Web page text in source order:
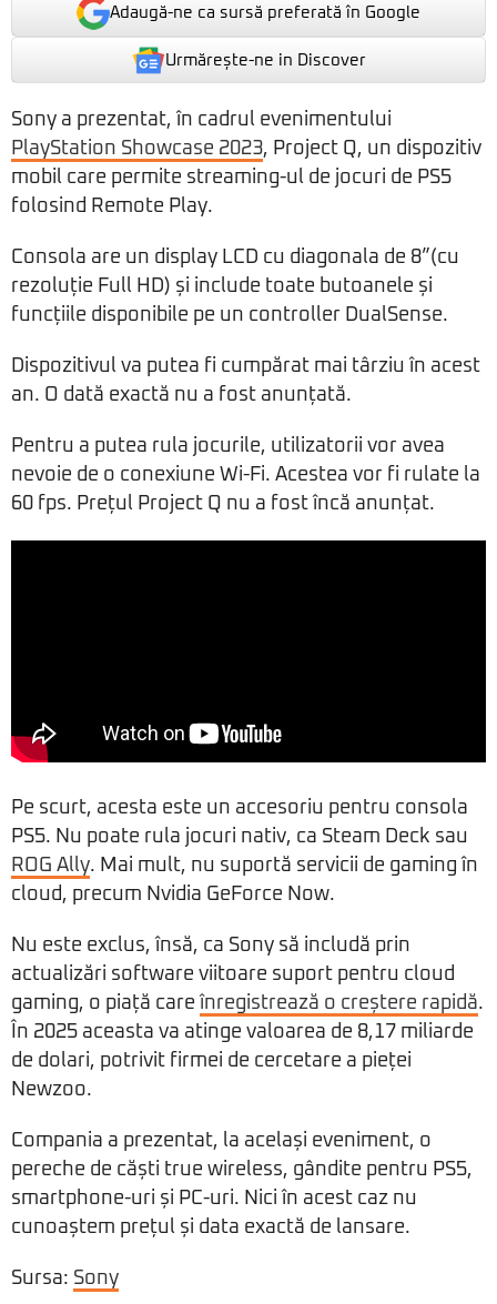
Adaugă-ne ca sursă preferată în Google
Urmărește-ne in Discover
Sony a prezentat, în cadrul evenimentului
PlayStation Showcase 2023, Project Q, un dispozitiv
mobil care permite streaming-ul de jocuri de PS5
folosind Remote Play.
Consola are un display LCD cu diagonala de 8”(cu
rezoluție Full HD) și include toate butoanele și
funcțiile disponibile pe un controller DualSense.
Dispozitivul va putea fi cumpărat mai târziu în acest
an. O dată exactă nu a fost anunțată.
Pentru a putea rula jocurile, utilizatorii vor avea
nevoie de o conexiune Wi-Fi. Acestea vor fi rulate la
60 fps. Prețul Project Q nu a fost încă anunțat.
Pe scurt, acesta este un accesoriu pentru consola
PS5. Nu poate rula jocuri nativ, ca Steam Deck sau
ROG Ally. Mai mult, nu suportă servicii de gaming în
cloud, precum Nvidia GeForce Now.
Nu este exclus, însă, ca Sony să includă prin
actualizări software viitoare suport pentru cloud
gaming, o piață care înregistrează o creștere rapidă.
În 2025 aceasta va atinge valoarea de 8,17 miliarde
de dolari, potrivit firmei de cercetare a pieței
Newzoo.
Compania a prezentat, la același eveniment, o
pereche de căști true wireless, gândite pentru PS5,
smartphone-uri și PC-uri. Nici în acest caz nu
cunoaștem prețul și data exactă de lansare.
Sursa: Sony